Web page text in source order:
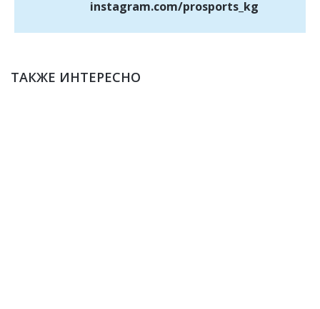
instagram.com/prosports_kg
ТАКЖЕ ИНТЕРЕСНО